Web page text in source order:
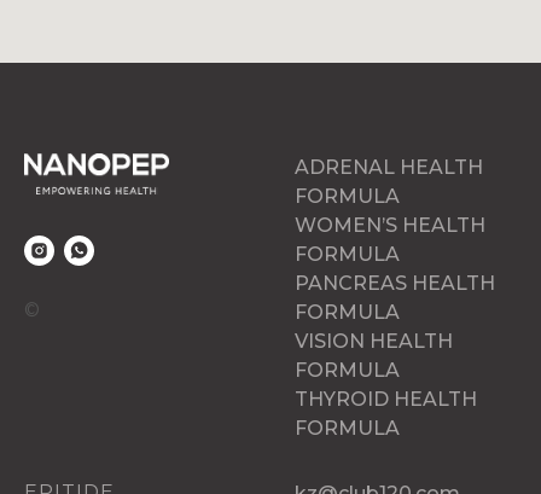
©
ADRENAL HEALTH
FORMULA
WOMEN’S HEALTH
FORMULA
PANCREAS HEALTH
FORMULA
VISION HEALTH
FORMULA
THYROID HEALTH
FORMULA